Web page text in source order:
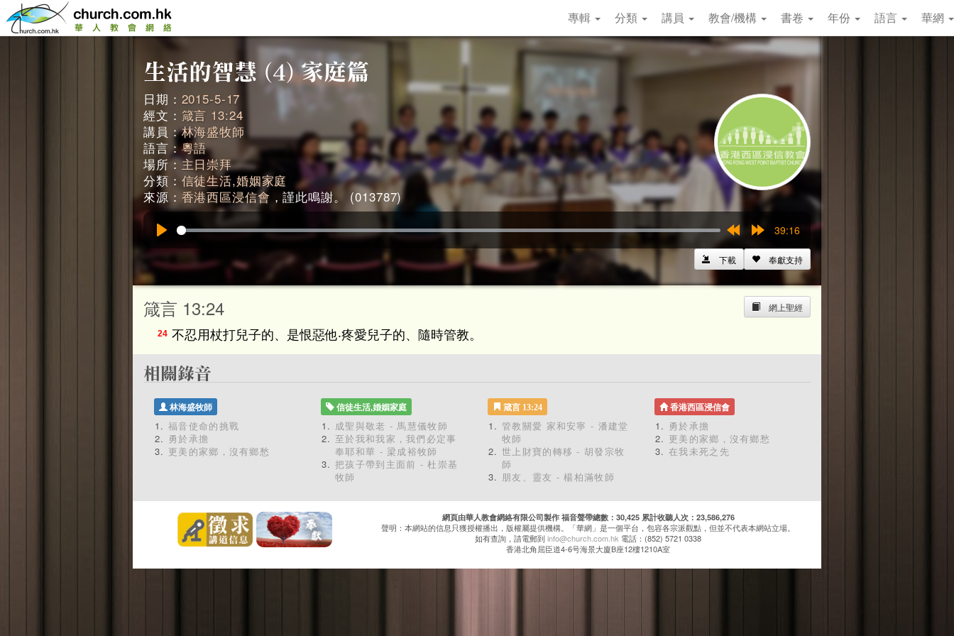
專輯 分類 講員 教會/機構 書卷 年份 語言 華網
日期： 2015-5-17
經文： 箴言 13:24
講員：林海盛牧師
語言：粵語
場所：主日崇拜
分類： 信徒生活,婚姻家庭
來源： 香港西區浸信會 ，謹此鳴謝。 (013787)
15s
15s
39:16
奉獻支持
下載
網上聖經
箴言 13:24
24 不忍用杖打兒子的、是恨惡他‧疼愛兒子的、隨時管教。
林海盛牧師
福音使命的挑戰
勇於承擔
更美的家鄉，沒有鄉愁
信徒生活,婚姻家庭
成聖與敬老 - 馬慧儀牧師
至於我和我家，我們必定事
奉耶和華 - 梁成裕牧師
把孩子帶到主面前 - 杜崇基
牧師
箴言 13:24
管教關愛 家和安寧 - 潘建堂
牧師
世上財寶的轉移 - 胡發宗牧
師
朋友、靈友 - 楊柏滿牧師
香港西區浸信會
勇於承擔
更美的家鄉，沒有鄉愁
在我未死之先
網頁由華人教會網絡有限公司製作 福音聲帶總數：30,425 累計收聽人次：23,586,276
聲明：本網站的信息只獲授權播出，版權屬提供機構。「華網」是一個平台，包容各宗派觀點，但並不代表本網站立場。
如有查詢，請電郵到info@church.com.hk 電話：(852) 5721 0338
香港北角屈臣道4-6号海景大廈B座12樓1210A室